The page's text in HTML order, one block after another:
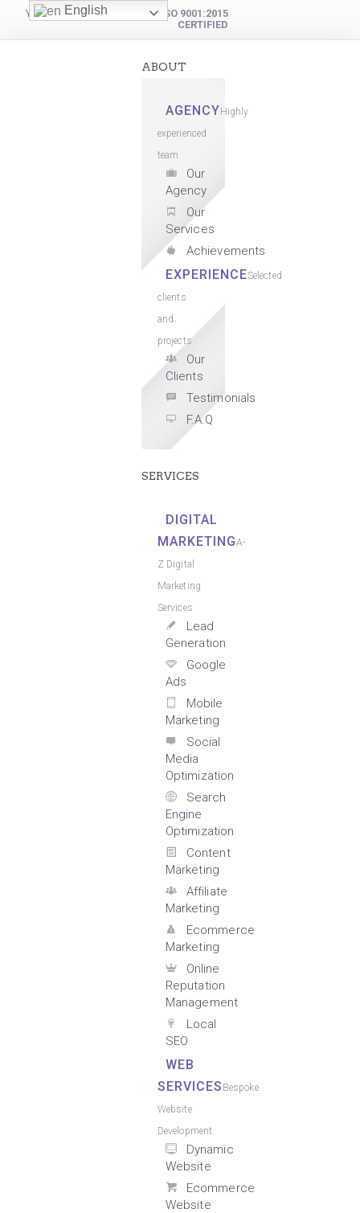
YOUR DIGITAL PARTNER
ISO 9001:2015
CERTIFIED
ABOUT
AGENCY Highly
experienced
team
Our
Agency
Our
Services
Achievements
EXPERIENCESelected
clients
and
projects
Our
Clients
Testimonials
F.A.Q
SERVICES
DIGITAL
MARKETINGA-
Z Digital
Marketing
Services
Lead
Generation
Google
Ads
Mobile
Marketing
Social
Media
Optimization
Search
Engine
Optimization
Content
Marketing
Affiliate
Marketing
Ecommerce
Marketing
Online
Reputation
Management
Local
SEO
WEB
SERVICES Bespoke
Website
Development
Dynamic
Website
Ecommerce
Website
English